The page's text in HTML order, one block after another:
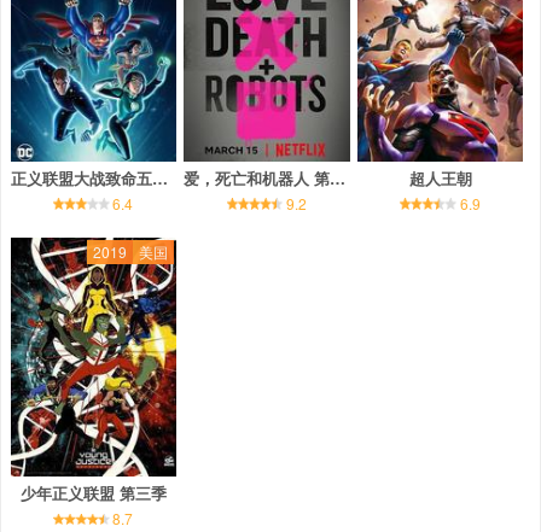
正义联盟大战致命五人组
6.4
爱，死亡和机器人 第一季
9.2
超人王朝
6.9
2019 美国
少年正义联盟 第三季
8.7